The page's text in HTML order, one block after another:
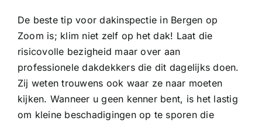
De beste tip voor dakinspectie in Bergen op
Zoom is; klim niet zelf op het dak! Laat die
risicovolle bezigheid maar over aan
professionele dakdekkers die dit dagelijks doen.
Zij weten trouwens ook waar ze naar moeten
kijken. Wanneer u geen kenner bent, is het lastig
om kleine beschadigingen op te sporen die